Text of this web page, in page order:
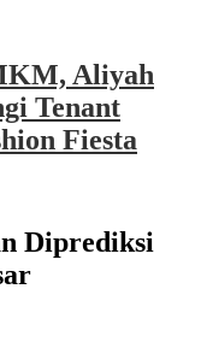
Aliyah
Tenant
Fiesta
Diprediksi